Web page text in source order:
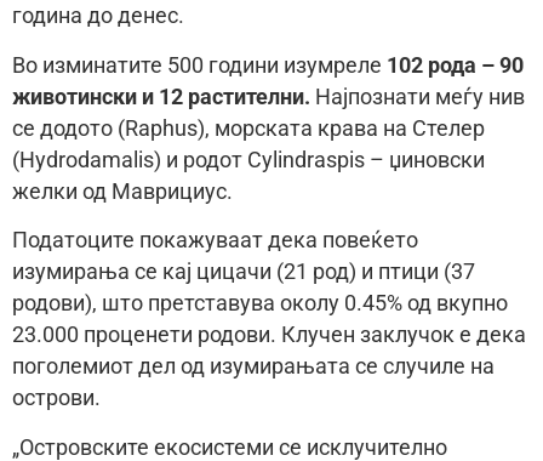
година до денес.
Во изминатите 500 години изумреле 102 рода – 90
животински и 12 растителни. Најпознати меѓу нив
се додото (Raphus), морската крава на Стелер
(Hydrodamalis) и родот Cylindraspis – џиновски
желки од Маврициус.
Податоците покажуваат дека повеќето
изумирања се кај цицачи (21 род) и птици (37
родови), што претставува околу 0.45% од вкупно
23.000 проценети родови. Клучен заклучок е дека
поголемиот дел од изумирањата се случиле на
острови.
„Островските екосистеми се исклучително